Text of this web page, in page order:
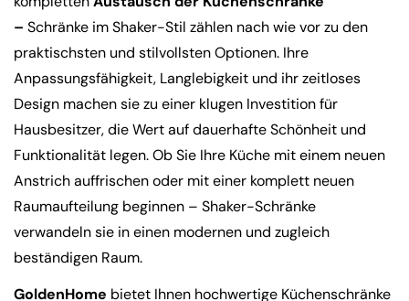
– Schränke im Shaker-Stil zählen nach wie vor zu den
praktischsten und stilvollsten Optionen. Ihre
Anpassungsfähigkeit, Langlebigkeit und ihr zeitloses
Design machen sie zu einer klugen Investition für
Hausbesitzer, die Wert auf dauerhafte Schönheit und
Funktionalität legen. Ob Sie Ihre Küche mit einem neuen
Anstrich auffrischen oder mit einer komplett neuen
Raumaufteilung beginnen – Shaker-Schränke
verwandeln sie in einen modernen und zugleich
beständigen Raum.
GoldenHome bietet Ihnen hochwertige Küchenschränke
Teile diesen Artikel
Auf
Facebook
Teilen
auf
Auf
Pinterest